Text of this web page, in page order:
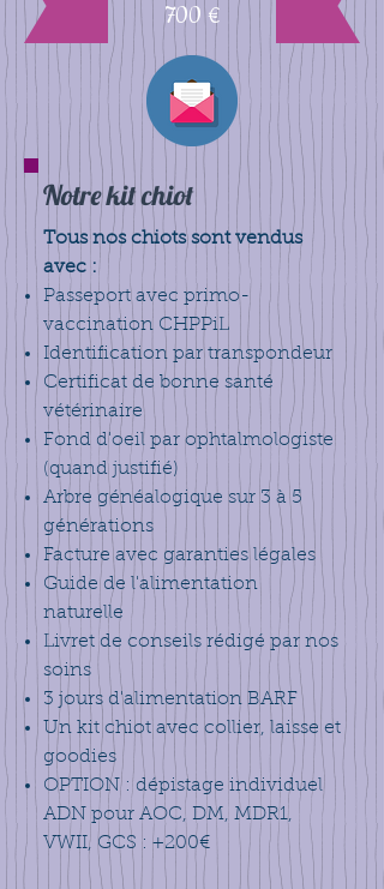
700 €
Notre kit chiot
Tous nos chiots sont vendus
avec :
Passeport avec primo-
vaccination CHPPiL
Identification par transpondeur
Certificat de bonne santé
vétérinaire
Fond d'oeil par ophtalmologiste
(quand justifié)
Arbre généalogique sur 3 à 5
générations
Facture avec garanties légales
Guide de l'alimentation
naturelle
Livret de conseils rédigé par nos
soins
3 jours d'alimentation BARF
Un kit chiot avec collier, laisse et
goodies
OPTION : dépistage individuel
ADN pour AOC, DM, MDR1,
VWII, GCS : +200€